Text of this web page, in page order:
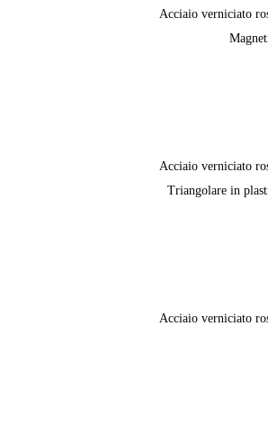
Acciaio verniciato
Acciaio verniciato
Triangolare in
Acciaio verniciato